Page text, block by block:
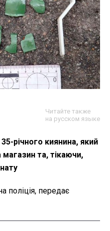
Читайте также
на русском языке
річного киянина, який
магазин та, тікаючи,
поліція, передає